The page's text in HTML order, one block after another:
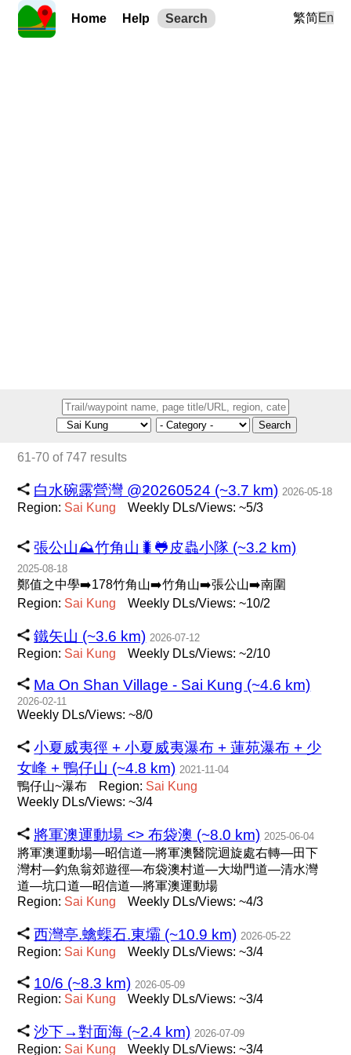
Home Help Search 繁简En
Search
61-70 of 747 results
白水碗露營灣 @20260524 (~3.7 km) 2026-05-18
Region: Sai Kung Weekly DLs/Views: ~5/3
張公山⛰️竹角山🐛🐸皮蟲小隊 (~3.2 km)
2025-08-18
鄭值之中學➡️178竹角山➡️竹角山➡️張公山➡️南圍
Region: Sai Kung Weekly DLs/Views: ~10/2
鐵矢山 (~3.6 km) 2026-07-12
Region: Sai Kung Weekly DLs/Views: ~2/10
Ma On Shan Village - Sai Kung (~4.6 km)
2026-02-11
Weekly DLs/Views: ~8/0
小夏威夷徑 + 小夏威夷瀑布 + 蓮苑瀑布 + 少
女峰 + 鴨仔山 (~4.8 km) 2021-11-04
鴨仔山~瀑布 Region: Sai Kung
Weekly DLs/Views: ~3/4
將軍澳運動場 <> 布袋澳 (~8.0 km) 2025-06-04
將軍澳運動場—昭信道—將軍澳醫院迴旋處右轉—田下
灣村—釣魚翁郊遊徑—布袋澳村道—大坳門道—清水灣
道—坑口道—昭信道—將軍澳運動場
Region: Sai Kung Weekly DLs/Views: ~4/3
西灣亭.蠄蟝石.東壩 (~10.9 km) 2026-05-22
Region: Sai Kung Weekly DLs/Views: ~3/4
10/6 (~8.3 km) 2026-05-09
Region: Sai Kung Weekly DLs/Views: ~3/4
沙下→對面海 (~2.4 km) 2026-07-09
Region: Sai Kung Weekly DLs/Views: ~3/4